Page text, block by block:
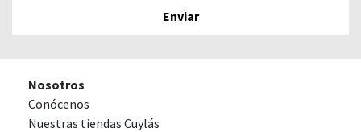
Nosotros
Conócenos
Nuestras tiendas Cuylás